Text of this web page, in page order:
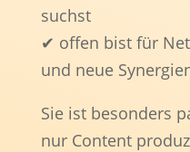
suchst
✔ offen bist für
und neue
Sie ist besonders
nur Content